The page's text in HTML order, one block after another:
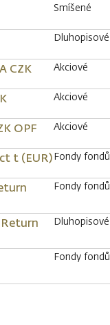
Smíšené
Dluhopisové
CZK Akciové
Akciové
OPF Akciové
t (EUR)Fondy fondů
Fondy fondů
Dluhopisové
Fondy fondů